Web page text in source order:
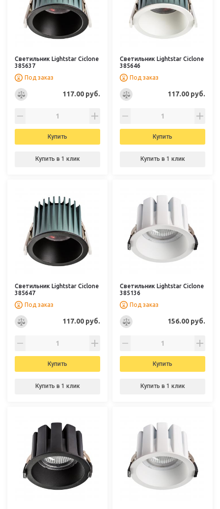
Светильник Lightstar Ciclone
385637
Под заказ
117.00 руб.
Купить
Купить в 1 клик
Светильник Lightstar Ciclone
385646
Под заказ
117.00 руб.
Купить
Купить в 1 клик
Светильник Lightstar Ciclone
385647
Под заказ
117.00 руб.
Купить
Купить в 1 клик
Светильник Lightstar Ciclone
385136
Под заказ
156.00 руб.
Купить
Купить в 1 клик